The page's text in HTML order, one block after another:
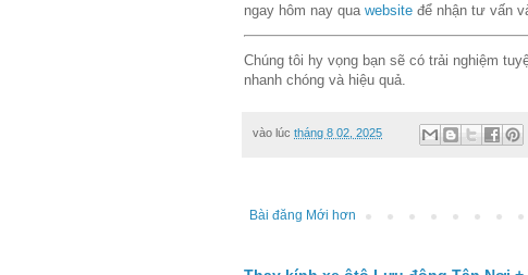
ngay hôm nay qua website để nhận tư vấn
Chúng tôi hy vọng bạn sẽ có trải nghiệm
nhanh chóng và hiệu quả.
vào lúc tháng 8 02, 2025
Bài đăng Mới hơn